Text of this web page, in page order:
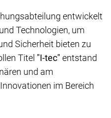
entwickelt
Technologien, um
Sicherheit bieten zu
Titel "I-tec" entstand
und am
im Bereich